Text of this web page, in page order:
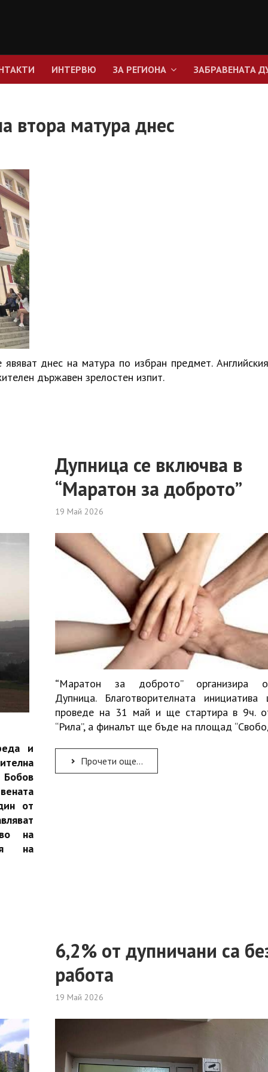
ИНТЕРВЮ ЗА РЕГИОНА ЗАБРАВЕНАТА
втора матура днес
днес на матура по избран предмет.
държавен зрелостен изпит.
и
от
на
на
Дупница се включва в
“Маратон за доброто”
19 Май 2026
“Маратон за доброто” организира
Дупница. Благотворителната
проведе на 31 май и ще стартира в 9ч.
“Рила”, а финалът ще бъде на площад
Прочети още...
6,2% от дупничани са
работа
19 Май 2026